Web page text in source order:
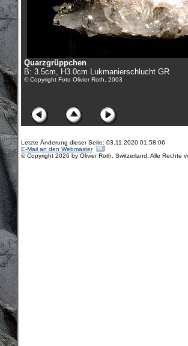
Quarzgrüppchen
B: 3.5cm, H3.0cm Lukmanierschlucht GR
© Copyright Foto Olivier Roth, 2003
Letzte Änderung dieser Seite: 03.11.2020 01:58:06
E-Mail an den Webmaster
© Copyright 2026 by Olivier Roth, Switzerland. Alle Rechte